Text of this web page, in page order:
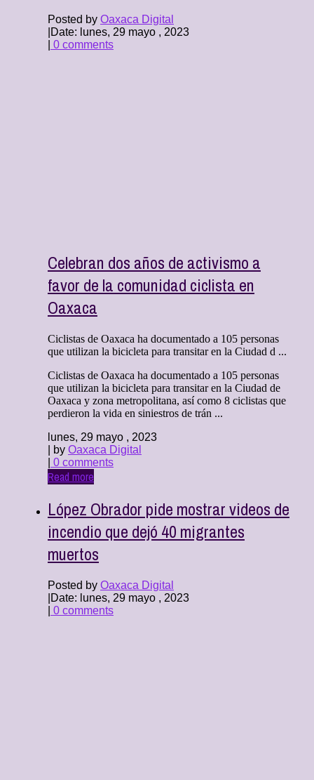
Posted by Oaxaca Digital
Date: lunes, 29 mayo , 2023
0 comments
Celebran dos años de activismo a
favor de la comunidad ciclista en
Oaxaca
Ciclistas de Oaxaca ha documentado a 105 personas
que utilizan la bicicleta para transitar en la Ciudad d ...
Ciclistas de Oaxaca ha documentado a 105 personas
que utilizan la bicicleta para transitar en la Ciudad de
Oaxaca y zona metropolitana, así como 8 ciclistas que
perdieron la vida en siniestros de trán ...
lunes, 29 mayo , 2023
| by Oaxaca Digital
0 comments
Read more
López Obrador pide mostrar videos de
incendio que dejó 40 migrantes
muertos
Posted by Oaxaca Digital
Date: lunes, 29 mayo , 2023
0 comments